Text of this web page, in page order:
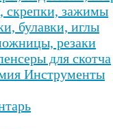
скрепки, зажимы
булавки, иглы
резаки
для скотча
Инструменты